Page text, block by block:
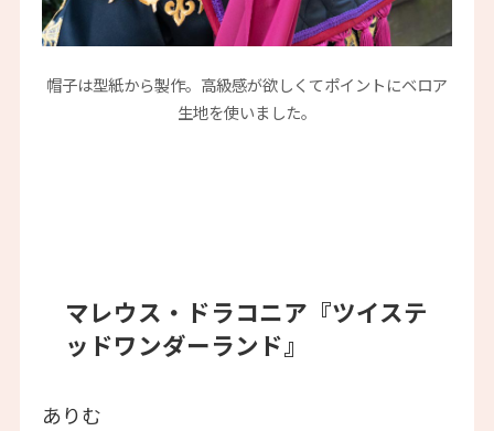
帽子は型紙から製作。高級感が欲しくてポイントにベロア
生地を使いました。
マレウス・ドラコニア『ツイステ
ッドワンダーランド』
ありむ